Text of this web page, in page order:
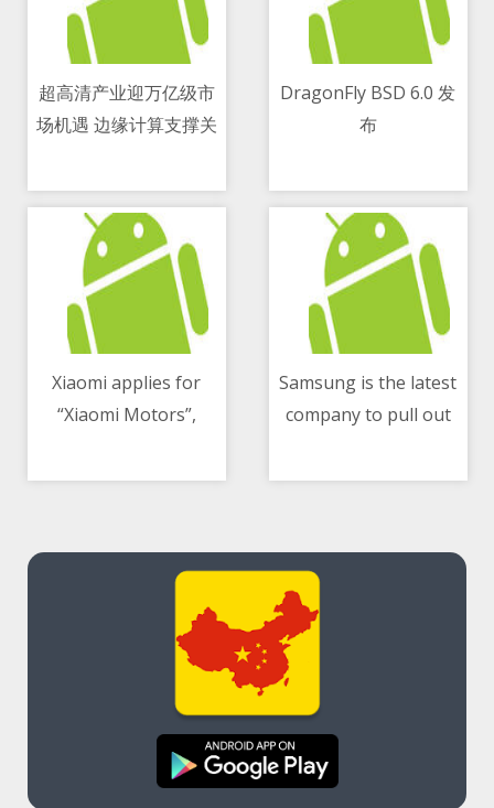
超高清产业迎万亿级市
场机遇 边缘计算支撑关
DragonFly BSD 6.0 发
布
Xiaomi applies for
“Xiaomi Motors”,
other car-related
Samsung is the latest
company to pull out